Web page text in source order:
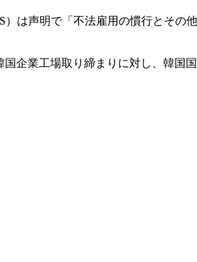
）は声明で「不法雇用の慣行とその
企業工場取り締まりに対し、韓国